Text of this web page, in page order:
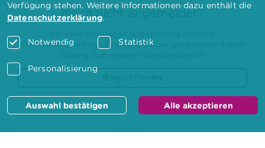
Noch nicht angemeldet?
Elternbilderinnen und Elternbildner der geförderten Träger
Verfügung stehen. Weitere Informationen dazu enthält die
Datenschutzerklärung.
Notwendig Statistik
Personalisierung
Auswahl bestätigen Alle akzeptieren